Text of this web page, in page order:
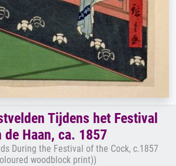
Tijdens het Festival
de Haan, ca. 1857
During the Festival of the Cock, c.1857
woodblock print))